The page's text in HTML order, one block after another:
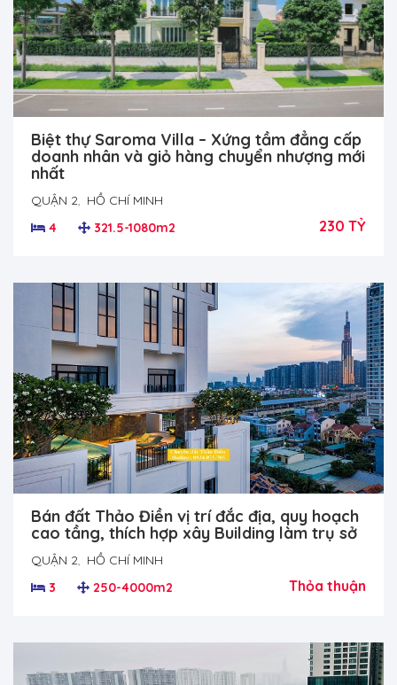
Biệt thự Saroma Villa – Xứng tầm đẳng cấp
doanh nhân và giỏ hàng chuyển nhượng mới
nhất
QUẬN 2, HỒ CHÍ MINH
4
321.5-1080m2 230 TỶ
Bán đất Thảo Điền vị trí đắc địa, quy hoạch
cao tầng, thích hợp xây Building làm trụ sở
QUẬN 2, HỒ CHÍ MINH
3
250-4000m2 Thỏa thuận